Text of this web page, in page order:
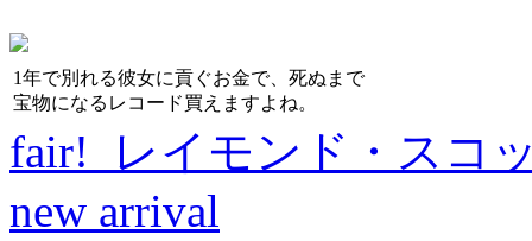
1年で別れる彼女に貢ぐお金で、死ぬまで
宝物になるレコード買えますよね。
fair! レイモンド・スコ
new arrival